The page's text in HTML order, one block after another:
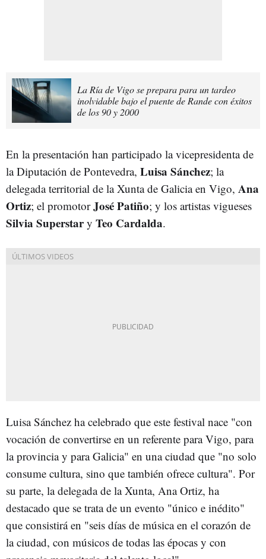
La Ría de Vigo se prepara para un tardeo
inolvidable bajo el puente de Rande con éxitos
de los 90 y 2000
En la presentación han participado la vicepresidenta de
la Diputación de Pontevedra, Luisa Sánchez; la
delegada territorial de la Xunta de Galicia en Vigo, Ana
Ortiz; el promotorJosé Patiño; y los artistas vigueses
Silvia Superstary Teo Cardalda.
Luisa Sánchez ha celebrado que este festival nace "con
vocación de convertirse en un referente para Vigo, para
la provincia y para Galicia" en una ciudad que "no solo
consume cultura, sino que también ofrece cultura". Por
su parte, la delegada de la Xunta, Ana Ortiz, ha
destacado que se trata de un evento "único e inédito"
que consistirá en "seis días de música en el corazón de
la ciudad, con músicos de todas las épocas y con